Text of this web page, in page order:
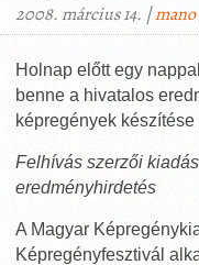
2008. március 14. |mano
Holnap előtt egy
benne a hivatalos
képregények
Felhívás szerzői
eredményhirdetés
A Magyar
Képregényfesztivál